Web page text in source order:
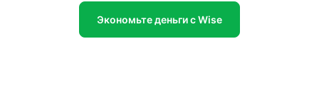
Экономьте деньги с Wise